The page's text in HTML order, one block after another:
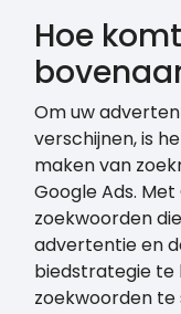
Hoe
Om uw
verschijnen, is
maken van
Google Ads.
zoekwoorden
advertentie en
biedstrategie te
zoekwoorden